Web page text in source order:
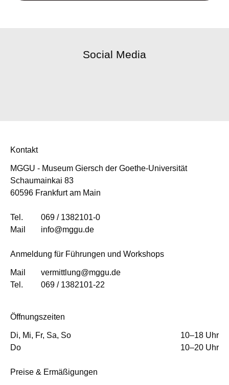
Social Media
Kontakt
MGGU - Museum Giersch der Goethe-Universität
Schaumainkai 83
60596 Frankfurt am Main
Tel.
069 / 1382101-0
Mail
info@mggu.de
Anmeldung für Führungen und Workshops
Mail
vermittlung@mggu.de
Tel.
069 / 1382101-22
Öffnungszeiten
Di, Mi, Fr, Sa, So
10–18 Uhr
Do
10–20 Uhr
Preise & Ermäßigungen